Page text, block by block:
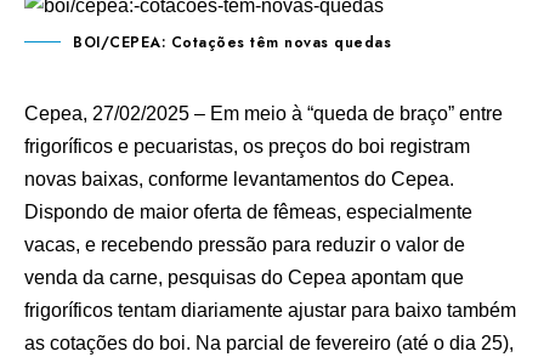
BOI/CEPEA: Cotações têm novas quedas
Cepea, 27/02/2025 – Em meio à “queda de braço” entre
frigoríficos e pecuaristas, os preços do boi registram
novas baixas, conforme levantamentos do Cepea.
Dispondo de maior oferta de fêmeas, especialmente
vacas, e recebendo pressão para reduzir o valor de
venda da carne, pesquisas do Cepea apontam que
frigoríficos tentam diariamente ajustar para baixo também
as cotações do boi. Na parcial de fevereiro (até o dia 25),